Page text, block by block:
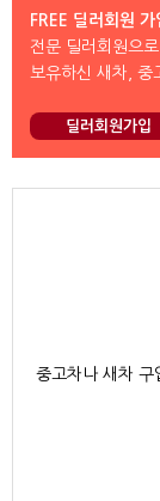
FREE 딜러회원 가
전문 딜러회원으로
보유하신 새차, 중
딜러회원가입
중고차나 새차 구